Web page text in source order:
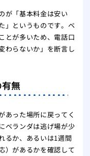
が「基本料金は安い
」というものです。ベ
とが多いため、電話口
わらないか」を断言し
無
あった場所に戻ってく
ベランダは逃げ場が少
るか、あるいは1週間
）があるかを確認して